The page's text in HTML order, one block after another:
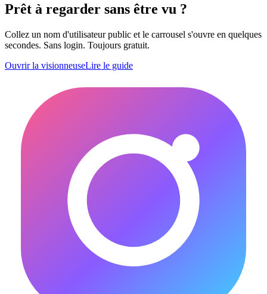
Prêt à regarder sans être vu ?
Collez un nom d'utilisateur public et le carrousel s'ouvre en quelques
secondes. Sans login. Toujours gratuit.
Ouvrir la visionneuseLire le guide